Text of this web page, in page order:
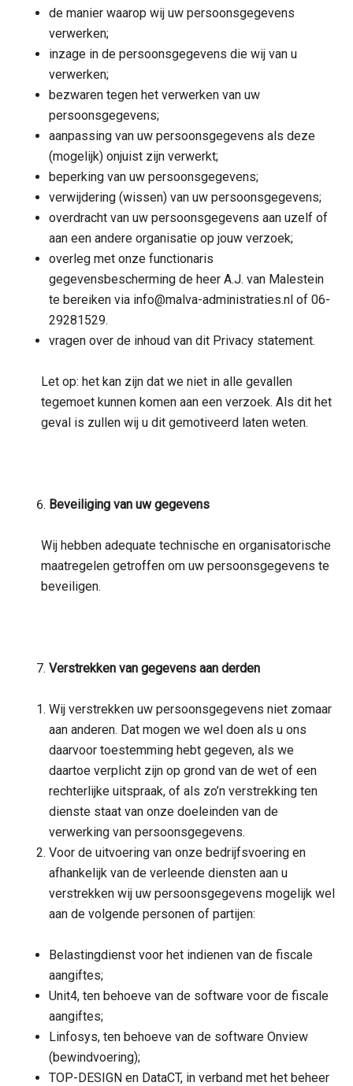
de manier waarop wij uw persoonsgegevens
verwerken;
inzage in de persoonsgegevens die wij van u
verwerken;
bezwaren tegen het verwerken van uw
persoonsgegevens;
aanpassing van uw persoonsgegevens als deze
(mogelijk) onjuist zijn verwerkt;
beperking van uw persoonsgegevens;
verwijdering (wissen) van uw persoonsgegevens;
overdracht van uw persoonsgegevens aan uzelf of
aan een andere organisatie op jouw verzoek;
overleg met onze functionaris
gegevensbescherming de heer A.J. van Malestein
te bereiken via info@malva-administraties.nl of 06-
29281529.
vragen over de inhoud van dit Privacy statement.
Let op: het kan zijn dat we niet in alle gevallen
tegemoet kunnen komen aan een verzoek. Als dit het
geval is zullen wij u dit gemotiveerd laten weten.
Beveiliging van uw gegevens
Wij hebben adequate technische en organisatorische
maatregelen getroffen om uw persoonsgegevens te
beveiligen.
Verstrekken van gegevens aan derden
Wij verstrekken uw persoonsgegevens niet zomaar
aan anderen. Dat mogen we wel doen als u ons
daarvoor toestemming hebt gegeven, als we
daartoe verplicht zijn op grond van de wet of een
rechterlijke uitspraak, of als zo’n verstrekking ten
dienste staat van onze doeleinden van de
verwerking van persoonsgegevens.
Voor de uitvoering van onze bedrijfsvoering en
afhankelijk van de verleende diensten aan u
verstrekken wij uw persoonsgegevens mogelijk wel
aan de volgende personen of partijen:
Belastingdienst voor het indienen van de fiscale
aangiftes;
Unit4, ten behoeve van de software voor de fiscale
aangiftes;
Linfosys, ten behoeve van de software Onview
(bewindvoering);
TOP-DESIGN en DataCT, in verband met het beheer